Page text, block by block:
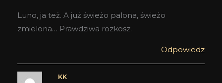
Luno, ja też. A już świeżo palona, świeżo
zmielona… Prawdziwa rozkosz.
Odpowiedz
KK